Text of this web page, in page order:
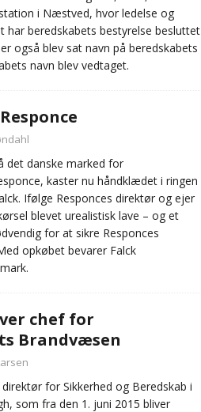
i Næstved, hvor ledelse og
har beredskabets bestyrelse besluttet
også blev sat navn på beredskabets
navn blev vedtaget.
det danske marked for
kaster nu håndklædet i ringen
Ifølge Responces direktør og ejer
blevet urealistisk lave – og et
for at sikre Responces
opkøbet bevarer Falck
chef for
Brandvæsen
for Sikkerhed og Beredskab i
som fra den 1. juni 2015 bliver